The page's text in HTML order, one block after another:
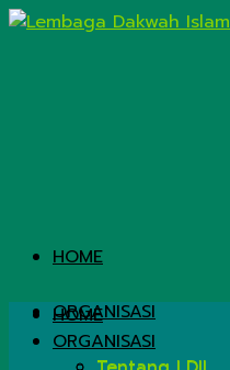
HOME
ORGANISASI
HOME
ORGANISASI